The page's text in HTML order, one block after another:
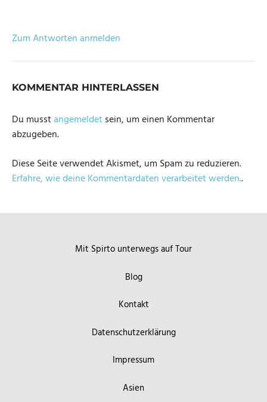
Zum Antworten anmelden
KOMMENTAR HINTERLASSEN
Du musstangemeldetsein, um einen Kommentar
abzugeben.
Diese Seite verwendet Akismet, um Spam zu reduzieren.
Erfahre, wie deine Kommentardaten verarbeitet werden..
Mit Spirto unterwegs auf Tour
Blog
Kontakt
Datenschutzerklärung
Impressum
Asien